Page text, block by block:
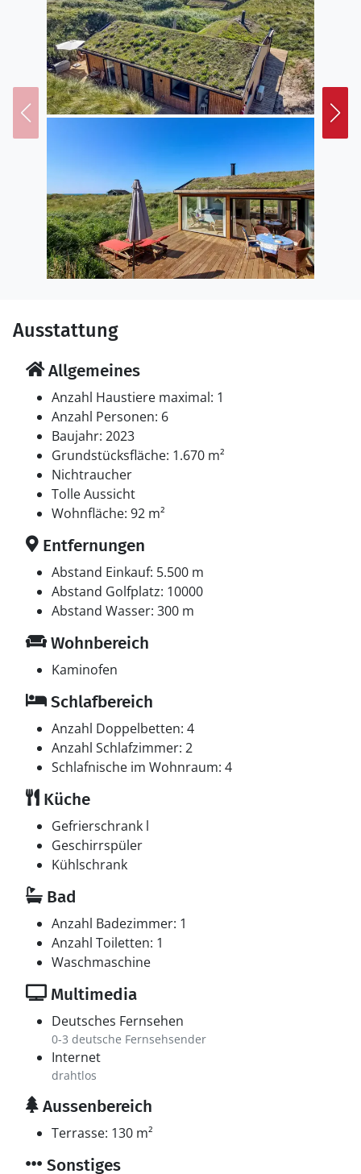
entfernt. In einem Abstand von 10000 m gibt es einen
Golfplatz. Es steht ein 130 m² Terrassenareal zur
Verfügung. Parkplatz auf dem Grundstück.
Einrichtung
Das Ferienhaus eignet sich für 6 Personen. Die
Ferienunterkunft hat eine Wohnfläche von 92 m² und
wurde 2023 gebaut. Es ist erlaubt 1 Haustier
mitzubringen. Die Ferienunterkunft ist mit einer
energiefreundlichen Luft-Luft-Wärmepumpe
ausgestattet. Die Ferienunterkunft ist mit
Waschmaschine ausgestattet. Tiefkühlmöglichkeit mit
44 Liter Nutzinhalt. Es gibt außerdem einen Kaminofen.
Schlafverhältnisse
Schlafplätze in Doppelbetten.4 Schlafplätze im Alkoven.
4 von diesen Schlafplätzen befinden sich im
Wohnzimmer.
Multimedien
In der Ferienunterkunft gibt es einen Fernseher.1
Chromecast.1 Bluetooth-Lautsprecher. Mindestens 4
dänische Fernsehsender. 1-3 schwedische
Fernsehsender. 1-3 norwegische Fernsehsender. 1-3
deutsche Fernsehsender. Es steht kabellose
Internetverbindung zur Verfügung.
Ausstattung
Allgemeines
Anzahl Haustiere maximal: 1
Anzahl Personen: 6
Baujahr: 2023
Grundstücksfläche: 1.670 m²
Nichtraucher
Tolle Aussicht
Wohnfläche: 92 m²
Entfernungen
Abstand Einkauf: 5.500 m
Abstand Golfplatz: 10000
Abstand Wasser: 300 m
Wohnbereich
Kaminofen
Schlafbereich
Anzahl Doppelbetten: 4
Anzahl Schlafzimmer: 2
Schlafnische im Wohnraum: 4
Küche
Gefrierschrank l
Geschirrspüler
Kühlschrank
Bad
Anzahl Badezimmer: 1
Anzahl Toiletten: 1
Waschmaschine
Multimedia
Deutsches Fernsehen
0-3 deutsche Fernsehsender
Internet
drahtlos
Aussenbereich
Terrasse: 130 m²
Sonstiges